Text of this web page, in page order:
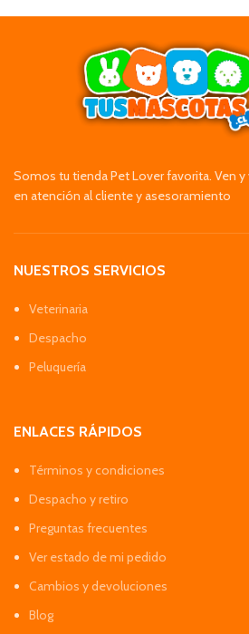
Somos tu tienda Pet Lover favorita. Ven
en atención al cliente y asesoramiento
NUESTROS SERVICIOS
Veterinaria
Despacho
Peluquería
ENLACES RÁPIDOS
Términos y condiciones
Despacho y retiro
Preguntas frecuentes
Ver estado de mi pedido
Cambios y devoluciones
Blog